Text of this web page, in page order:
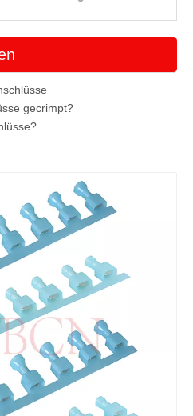
gecrimpt?